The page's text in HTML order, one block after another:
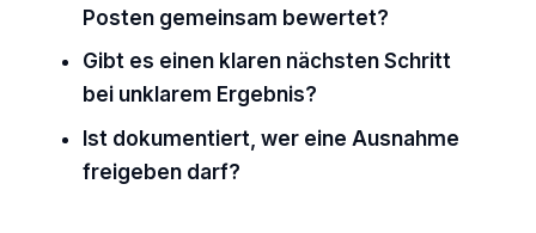
Posten gemeinsam bewertet?
Gibt es einen klaren nächsten Schritt
bei unklarem Ergebnis?
Ist dokumentiert, wer eine Ausnahme
freigeben darf?